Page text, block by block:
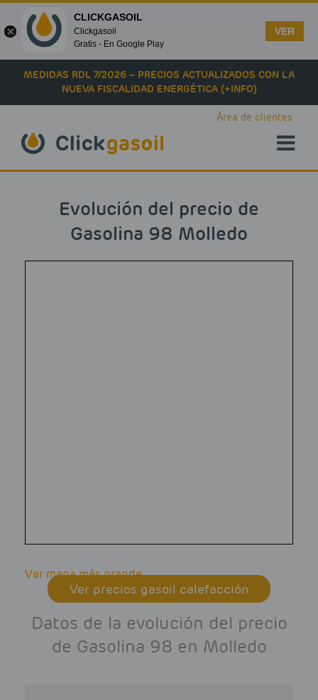
Skip to main content
MEDIDAS RDL 7/2026 – PRECIOS ACTUALIZADOS CON LA
NUEVA FISCALIDAD ENERGÉTICA (+INFO)
Área de clientes
Evolución del precio de
Gasolina 98 Molledo
Ver mapa más grande
Ver precios gasoil calefacción
Datos de la evolución del precio
de Gasolina 98 en Molledo
CLICKGASOIL
Clickgasoil
Gratis - En Google Play
VER